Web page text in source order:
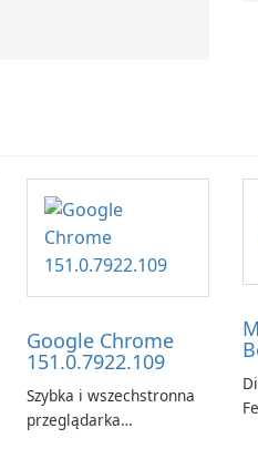
Google Chrome
151.0.7922.109
Szybka i wszechstronna
przeglądarka